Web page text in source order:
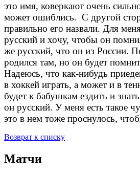
это имя, коверкают очень
может ошиблись. С другой
правильно его назвали. Для
русский и хочу, чтобы он
же русский, что он из России.
родился там, но он будет
Надеюсь, что как-нибудь
в хоккей играть, а может и в
будет к бабушкам ездить и
он русский. У меня есть такое
это в нем тоже проснулось,
Возврат к списку
Матчи